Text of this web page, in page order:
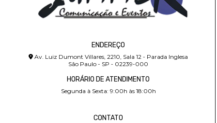
ENDEREÇO
Av. Luiz Dumont Villares, 2210, Sala 12 - Parada Inglesa
São Paulo - SP - 02239-000
HORÁRIO DE ATENDIMENTO
Segunda à Sexta: 9:00h às 18:00h
CONTATO